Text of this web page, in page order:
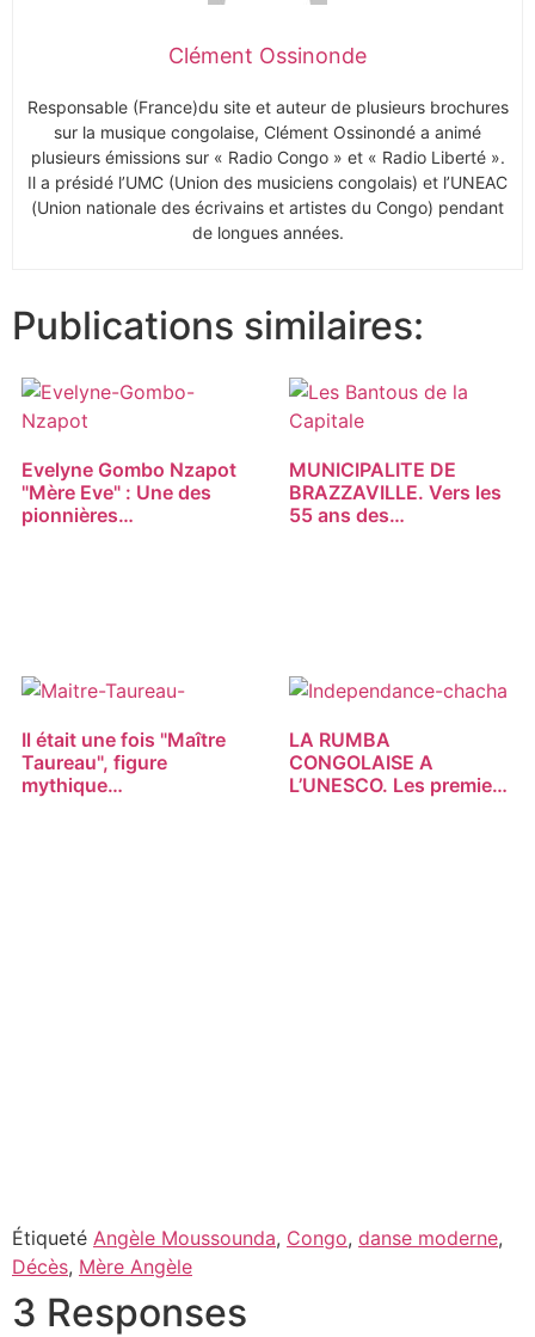
Clément Ossinonde
Responsable (France)du site et auteur de plusieurs brochures
sur la musique congolaise, Clément Ossinondé a animé
plusieurs émissions sur « Radio Congo » et « Radio Liberté ».
Il a présidé l’UMC (Union des musiciens congolais) et l’UNEAC
(Union nationale des écrivains et artistes du Congo) pendant
de longues années.
Publications similaires:
Evelyne Gombo Nzapot
"Mère Eve" : Une des
pionnières…
MUNICIPALITE DE
BRAZZAVILLE. Vers les
55 ans des…
Il était une fois "Maître
Taureau", figure
mythique…
LA RUMBA
CONGOLAISE A
L’UNESCO. Les premiers
Étiqueté Angèle Moussounda, Congo, danse moderne,
Décès, Mère Angèle
3 Responses